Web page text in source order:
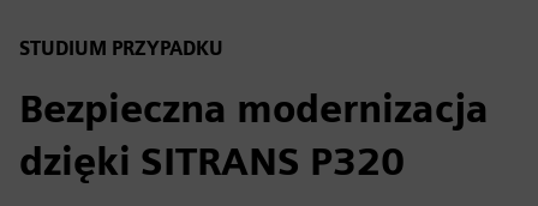
STUDIUM PRZYPADKU
Bezpieczna modernizacja
dzięki SITRANS P320